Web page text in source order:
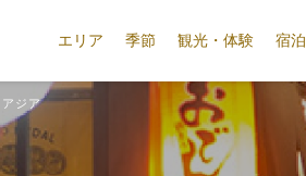
エリア 季節 観光・体験 宿泊
ジア